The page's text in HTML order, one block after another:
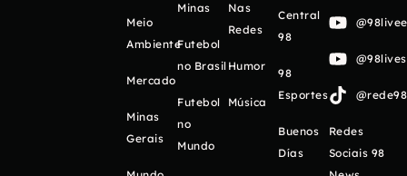
Meio
Ambiente
Mercado
Minas
Gerais
Minas
Futebol
no Brasil
Futebol
no
Mundo
Nas
Redes
Humor
Música
Central
98
98
Esportes
Buenos
Días
Redes
Sociais 98